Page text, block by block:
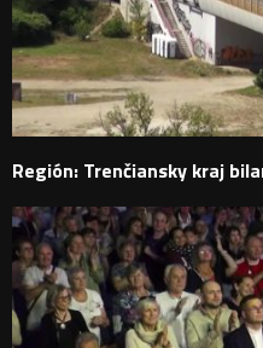
Región: Trenčiansky kraj